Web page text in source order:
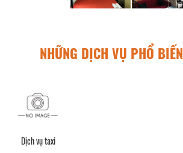
NHỮNG DỊCH VỤ PHỔ BIẾN
Dịch vụ taxi